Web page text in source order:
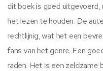
dit boek is goed uitgevoerd,
het lezen te houden. De
rechtlijnig, wat het een
fans van het genre. Een
raden. Het is een zeldzame